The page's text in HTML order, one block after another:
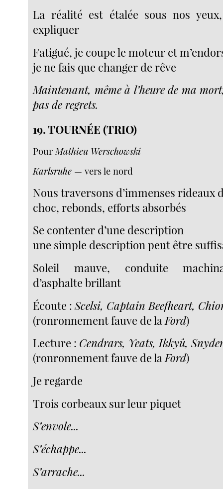
La réalité est étalée sous nos
expliquer
Fatigué, je coupe le moteur et
je ne fais que changer de rêve
Maintenant, même à l’heure de ma
pas de regrets.
19. TOURNÉE (TRIO)
Pour Mathieu Werschowski
Karlsruhe — vers le nord
Nous traversons d’immenses rideaux
choc, rebonds, efforts absorbés
Se contenter d’une description
une simple description peut être
Soleil mauve, conduite
d’asphalte brillant
Écoute :Scelsi, Captain Beefheart,
(ronronnement fauve de la Ford)
Lecture : Cendrars, Yeats, Ikkyû,
(ronronnement fauve de laFord)
Je regarde
Trois corbeaux sur leur piquet
S’envole...
S’échappe...
S’arrache...